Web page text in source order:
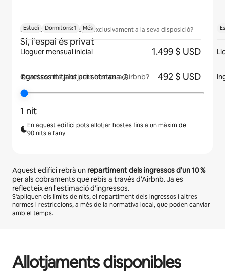
Els hostes tindran l'espai exclusivament a la seva disposició?
Sí, l'espai és privat
Quantes nits allotjaràs hostes a Airbnb?
1 nit
En aquest edifici pots allotjar hostes fins a un màxim de
90 nits a l'any
Aquest edifici rebrà un repartiment dels ingressos d'un10 %
per als cobraments que rebis a través d'Airbnb. Ja es
reflecteix en l'estimació d'ingressos.
S'apliquen els límits de nits, el repartiment dels ingressos i altres
normes i restriccions, a més de la normativa local, que poden canviar
amb el temps.
Allotjaments disponibles
Estudi Dormitoris: 1 Més
Lloguer mensual inicial 1.499 $ USD
Ingressos mitjansper setmana 492 $ USD